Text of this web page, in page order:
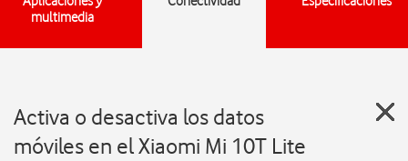
multimedia
Activa o desactiva los datos
móviles en el Xiaomi Mi 10T Lite